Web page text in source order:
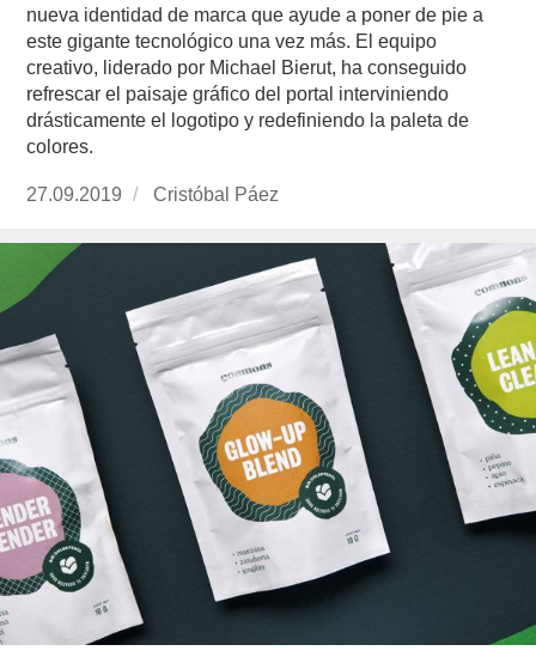
nueva identidad de marca que ayude a poner de pie a
este gigante tecnológico una vez más. El equipo
creativo, liderado por Michael Bierut, ha conseguido
refrescar el paisaje gráfico del portal interviniendo
drásticamente el logotipo y redefiniendo la paleta de
colores.
Publicado
27.09.2019
https://www.experimenta.es/author/cristobal-
Cristóbal Páez